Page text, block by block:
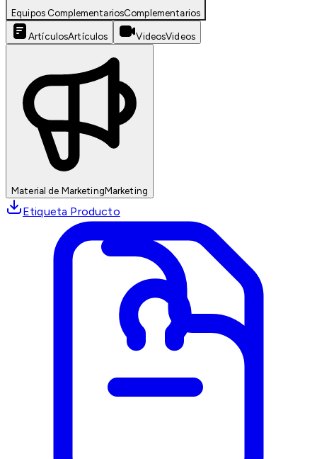
Equipos ComplementariosComplementarios
ArtículosArtículos VideosVideos
Material de MarketingMarketing
Etiqueta Producto